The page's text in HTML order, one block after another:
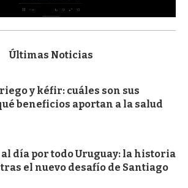
Últimas Noticias
y kéfir: cuáles son sus
beneficios aportan a la salud
día por todo Uruguay: la historia
el nuevo desafío de Santiago